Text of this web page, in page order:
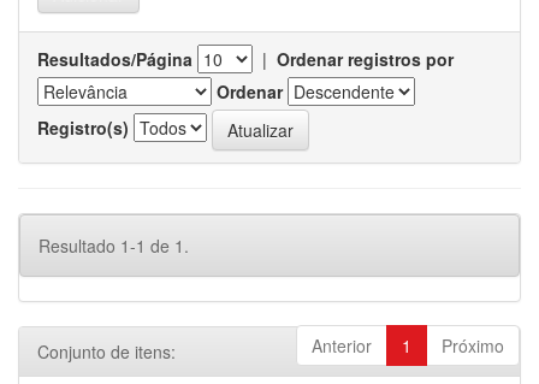
Resultados/Página | Ordenar registros por
Ordenar
Registro(s)
Resultado 1-1 de 1.
Anterior 1 Próximo
Conjunto de itens: